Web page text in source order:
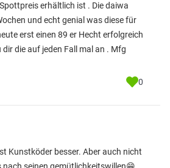
erhältlich ist . Die daiwa
und echt genial was diese für
erst einen 89 er Hecht erfolgreich
die auf jeden Fall mal an . Mfg
0
Kunstköder besser. Aber auch nicht